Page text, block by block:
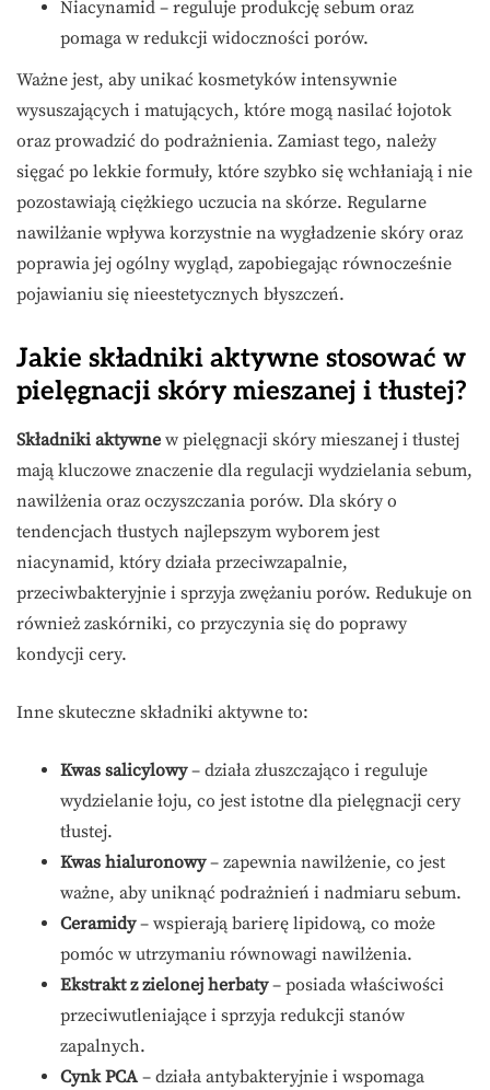
Niacynamid – reguluje produkcję sebum oraz
pomaga w redukcji widoczności porów.
Ważne jest, aby unikać kosmetyków intensywnie
wysuszających i matujących, które mogą nasilać łojotok
oraz prowadzić do podrażnienia. Zamiast tego, należy
sięgać po lekkie formuły, które szybko się wchłaniają i nie
pozostawiają ciężkiego uczucia na skórze. Regularne
nawilżanie wpływa korzystnie na wygładzenie skóry oraz
poprawia jej ogólny wygląd, zapobiegając równocześnie
pojawianiu się nieestetycznych błyszczeń.
Jakie składniki aktywne stosować w
pielęgnacji skóry mieszanej i tłustej?
Składniki aktywne w pielęgnacji skóry mieszanej i tłustej
mają kluczowe znaczenie dla regulacji wydzielania sebum,
nawilżenia oraz oczyszczania porów. Dla skóry o
tendencjach tłustych najlepszym wyborem jest
niacynamid, który działa przeciwzapalnie,
przeciwbakteryjnie i sprzyja zwężaniu porów. Redukuje on
również zaskórniki, co przyczynia się do poprawy
kondycji cery.
Inne skuteczne składniki aktywne to:
Kwas salicylowy– działa złuszczająco i reguluje
wydzielanie łoju, co jest istotne dla pielęgnacji cery
tłustej.
Kwas hialuronowy– zapewnia nawilżenie, co jest
ważne, aby uniknąć podrażnień i nadmiaru sebum.
Ceramidy– wspierają barierę lipidową, co może
pomóc w utrzymaniu równowagi nawilżenia.
Ekstrakt z zielonej herbaty– posiada właściwości
przeciwutleniające i sprzyja redukcji stanów
zapalnych.
Cynk PCA – działa antybakteryjnie i wspomaga